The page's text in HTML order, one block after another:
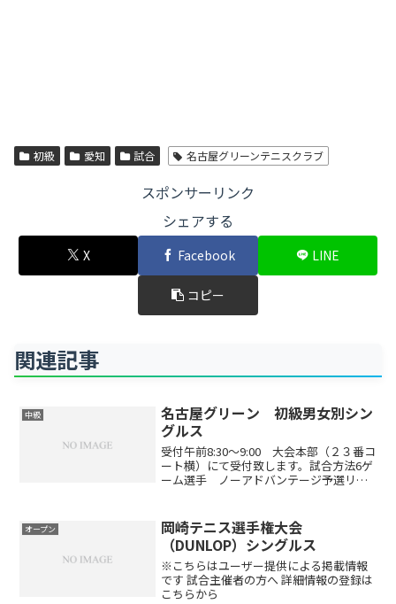
初級 愛知 試合 名古屋グリーンテニスクラブ
スポンサーリンク
シェアする
X Facebook LINE
コピー
関連記事
中級
名古屋グリーン 初級男女別シン
グルス
受付午前8:30～9:00 大会本部（２３番コ
ート横）にて受付致します。試合方法6ゲ
ーム選手 ノーアドバンテージ予選リー
ます4試合以上できる形式になっていま
す!!（参加...
オープン
岡崎テニス選手権大会
（DUNLOP）シングルス
※こちらはユーザー提供による掲載情報
です 試合主催者の方へ 詳細情報の登録は
こちらから